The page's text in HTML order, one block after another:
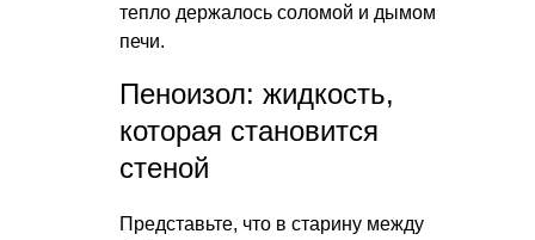
тепло держалось соломой и дымом
печи.
Пеноизол: жидкость,
которая становится
стеной
Представьте, что в старину между